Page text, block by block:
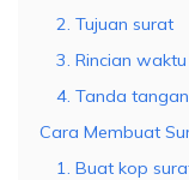
2. Tujuan surat
3. Rincian
4. Tanda
Cara Membuat
1. Buat kop